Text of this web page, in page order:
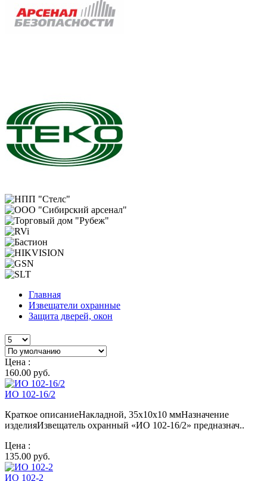
Главная
Извещатели охранные
Защита дверей, окон
Цена :
160.00 руб.
ИО 102-16/2
Краткое описаниеНакладной, 35х10х10 ммНазначение
изделияИзвещатель охранный «ИО 102-16/2» предназнач..
Цена :
135.00 руб.
ИО 102-2